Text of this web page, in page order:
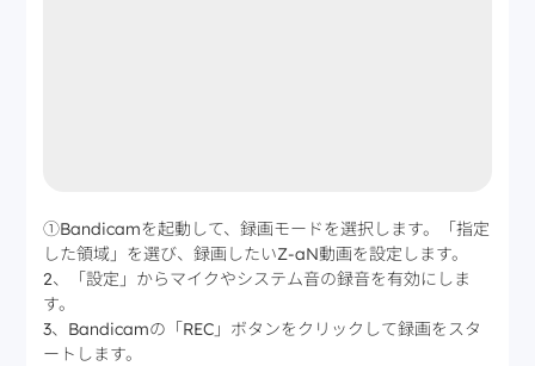
①Bandicamを起動して、録画モードを選択します。「指定
した領域」を選び、録画したいZ-aN動画を設定します。
2、「設定」からマイクやシステム音の録音を有効にしま
す。
3、Bandicamの「REC」ボタンをクリックして録画をスタ
ートします。